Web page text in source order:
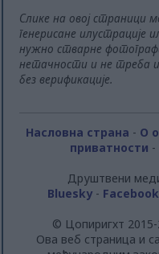
Слике на овој страници
генерисане илустрације
нужно стварне
нетачности и не треба
без верификације.
Насловна страна - О
приватности -
Друштвени
Bluesky- Facebook
© Цопиригхт
Ова веб страница и